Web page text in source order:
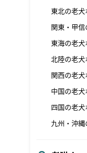
東北の老犬
関東・甲
東海の老犬
北陸の老犬
関西の老犬
中国の老犬
四国の老犬
九州・沖